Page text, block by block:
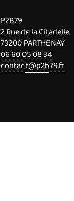
P2B79
2 Rue de la Citadelle
79200 PARTHENAY
06 60 05 08 34
contact@p2b79.fr